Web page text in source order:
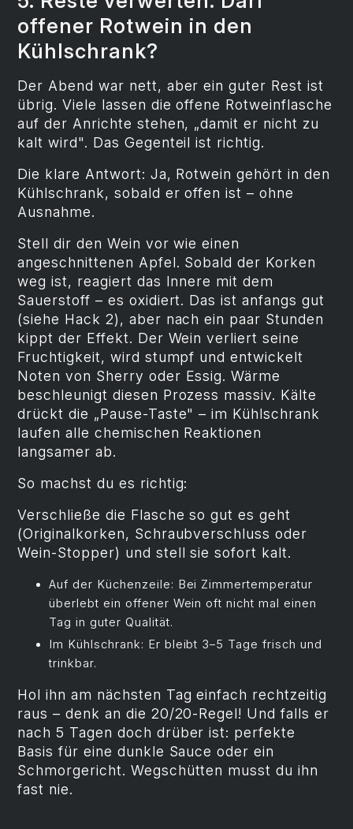
offener Rotwein in den
Kühlschrank?
Der Abend war nett, aber ein guter Rest ist
übrig. Viele lassen die offene Rotweinflasche
auf der Anrichte stehen, „damit er nicht zu
kalt wird". Das Gegenteil ist richtig.
Die klare Antwort: Ja, Rotwein gehört in den
Kühlschrank, sobald er offen ist – ohne
Ausnahme.
Stell dir den Wein vor wie einen
angeschnittenen Apfel. Sobald der Korken
weg ist, reagiert das Innere mit dem
Sauerstoff – es oxidiert. Das ist anfangs gut
(siehe Hack 2), aber nach ein paar Stunden
kippt der Effekt. Der Wein verliert seine
Fruchtigkeit, wird stumpf und entwickelt
Noten von Sherry oder Essig. Wärme
beschleunigt diesen Prozess massiv. Kälte
drückt die „Pause-Taste" – im Kühlschrank
laufen alle chemischen Reaktionen
langsamer ab.
So machst du es richtig:
Verschließe die Flasche so gut es geht
(Originalkorken, Schraubverschluss oder
Wein-Stopper) und stell sie sofort kalt.
Auf der Küchenzeile: Bei Zimmertemperatur
überlebt ein offener Wein oft nicht mal einen
Tag in guter Qualität.
Im Kühlschrank: Er bleibt 3–5 Tage frisch und
trinkbar.
Hol ihn am nächsten Tag einfach rechtzeitig
raus – denk an die 20/20-Regel! Und falls er
nach 5 Tagen doch drüber ist: perfekte
Basis für eine dunkle Sauce oder ein
Schmorgericht. Wegschütten musst du ihn
fast nie.